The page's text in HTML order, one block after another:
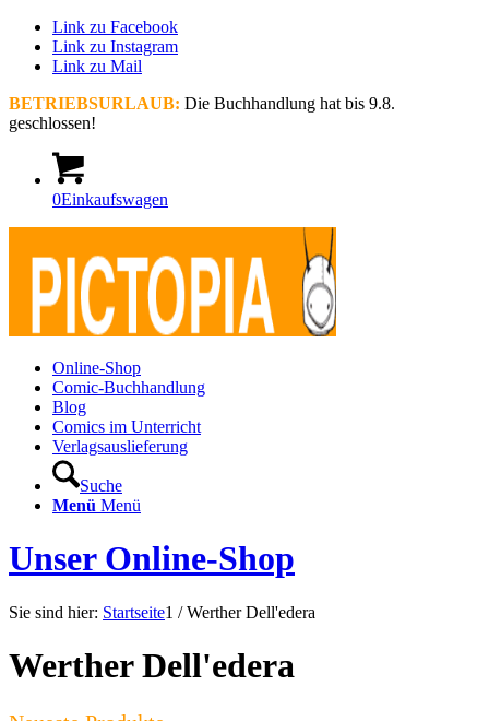
Link zu Facebook
Link zu Instagram
Link zu Mail
BETRIEBSURLAUB: Die Buchhandlung hat bis 9.8.
geschlossen!
0Einkaufswagen
Online-Shop
Comic-Buchhandlung
Blog
Comics im Unterricht
Verlagsauslieferung
Suche
Menü Menü
Unser Online-Shop
Sie sind hier: Startseite1 / Werther Dell'edera
Werther Dell'edera